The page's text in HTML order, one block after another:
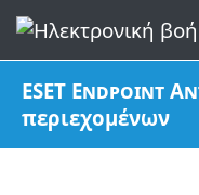
ESET Endpoint
περιεχομένων